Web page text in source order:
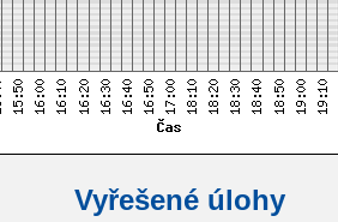
Vyřešené úlohy